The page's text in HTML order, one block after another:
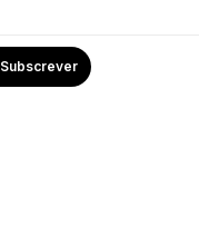
Subscrever